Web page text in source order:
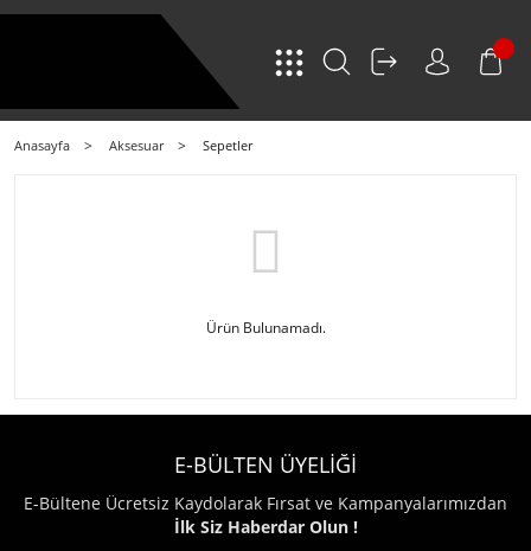
Anasayfa Aksesuar Sepetler
Ürün Bulunamadı.
E-BÜLTEN ÜYELİĞİ
E-Bültene Ücretsiz Kaydolarak Fırsat ve Kampanyalarımızdan
İlk Siz Haberdar Olun !